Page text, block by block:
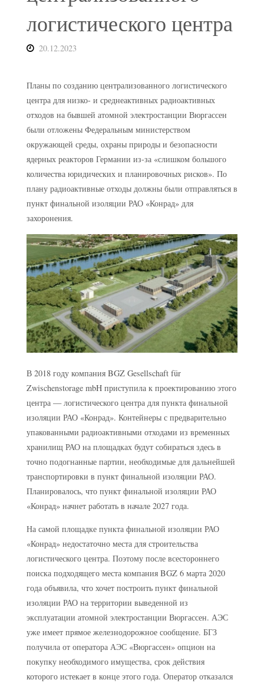
логистического центра
20.12.2023
Планы по созданию централизованного логистического
центра для низко- и среднеактивных радиоактивных
отходов на бывшей атомной электростанции Вюргассен
были отложены Федеральным министерством
окружающей среды, охраны природы и безопасности
ядерных реакторов Германии из-за «слишком большого
количества юридических и планировочных рисков». По
плану радиоактивные отходы должны были отправляться в
пункт финальной изоляции РАО «Конрад» для
захоронения.
В 2018 году компания BGZ Gesellschaft für
Zwischenstorage mbH приступила к проектированию этого
центра — логистического центра для пункта финальной
изоляции РАО «Конрад». Контейнеры с предварительно
упакованными радиоактивными отходами из временных
хранилищ РАО на площадках будут собираться здесь в
точно подогнанные партии, необходимые для дальнейшей
транспортировки в пункт финальной изоляции РАО.
Планировалось, что пункт финальной изоляции РАО
«Конрад» начнет работать в начале 2027 года.
На самой площадке пункта финальной изоляции РАО
«Конрад» недостаточно места для строительства
логистического центра. Поэтому после всестороннего
поиска подходящего места компания BGZ 6 марта 2020
года объявила, что хочет построить пункт финальной
изоляции РАО на территории выведенной из
эксплуатации атомной электростанции Вюргассен. АЭС
уже имеет прямое железнодорожное сообщение. БГЗ
получила от оператора АЭС «Вюргассен» опцион на
покупку необходимого имущества, срок действия
которого истекает в конце этого года. Оператор отказался